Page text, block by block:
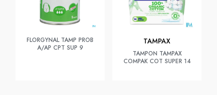
FLORGYNAL TAMP PROB
A/AP CPT SUP 9
TAMPAX
TAMPON TAMPAX
COMPAK COT SUPER 14